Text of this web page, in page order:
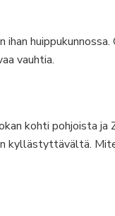
vauhtia.
kohti pohjoista ja
kyllästyttävältä.